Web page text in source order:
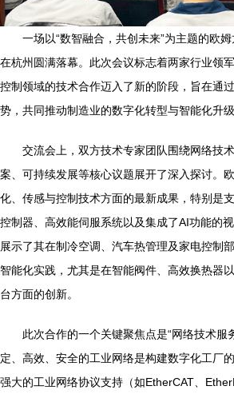
一场以“数智融合，共创未来”为主题的欧
在杭州圆满落幕。此次会议标志着两家行业领
控制领域的技术合作迈入了新的阶段，旨在通
势，共同推动制造业的数字化转型与智能化升级
交流会上，双方技术专家团队围绕网络技
案、可持续发展等核心议题展开了深入探讨。
化、传感与控制技术方面的最新成果，特别是
控制器、高效能伺服系统以及集成了AI功能的
展示了其在制冷空调、汽车热管理及家电控制
智能化实践，尤其是在智能阀件、高效换热器
台方面的创新。
此次合作的一个关键聚焦点是“网络技术服
定、高效、安全的工业网络是构建数字化工厂
强大的工业网络协议支持（如EtherCAT、